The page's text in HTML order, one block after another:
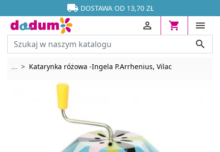

 DOSTAWA OD 13,70 ZŁ






... Rozwiń breadcrumbs
Katarynka różowa -Ingela P.Arrhenius, Vilac